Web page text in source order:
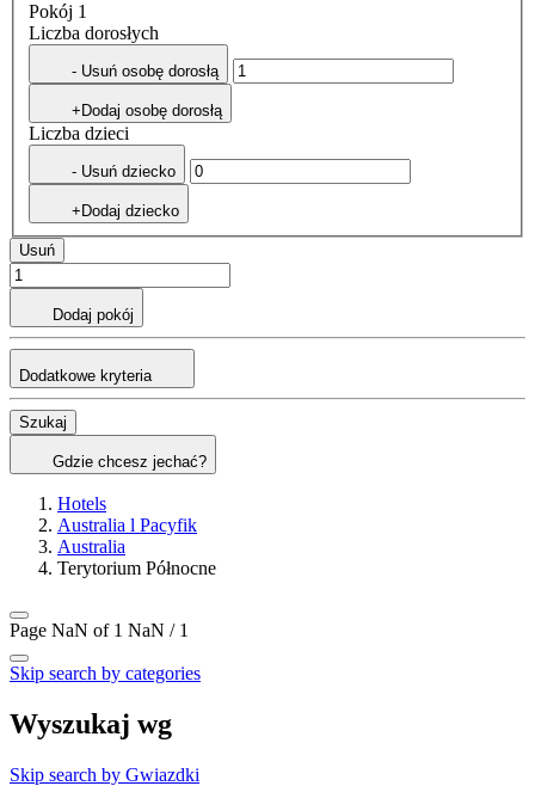
Pokój 1
Liczba dorosłych
- Usuń osobę dorosłą
+Dodaj osobę dorosłą
Liczba dzieci
- Usuń dziecko
+Dodaj dziecko
Usuń
Dodaj pokój
Dodatkowe kryteria
Szukaj
Gdzie chcesz jechać?
Hotels
Australia l Pacyfik
Australia
Terytorium Północne
Page NaN of 1 NaN / 1
Skip search by categories
Wyszukaj wg
Skip search by Gwiazdki